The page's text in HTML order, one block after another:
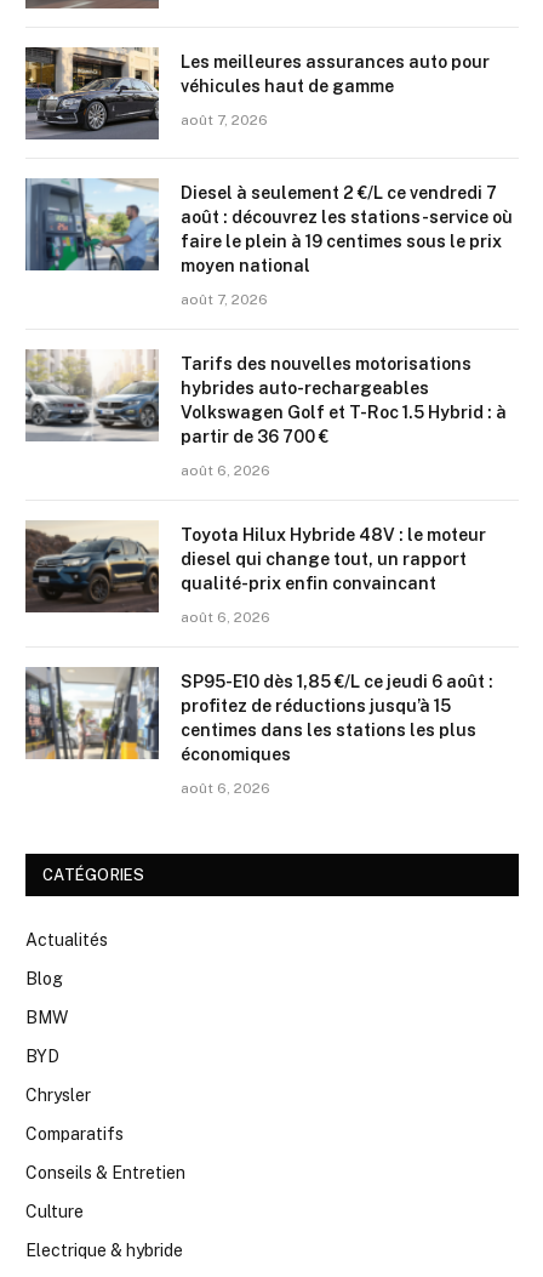
Les meilleures assurances auto pour
véhicules haut de gamme
août 7, 2026
Diesel à seulement 2 €/L ce vendredi 7
août : découvrez les stations-service où
faire le plein à 19 centimes sous le prix
moyen national
août 7, 2026
Tarifs des nouvelles motorisations
hybrides auto-rechargeables
Volkswagen Golf et T-Roc 1.5 Hybrid : à
partir de 36 700 €
août 6, 2026
Toyota Hilux Hybride 48V : le moteur
diesel qui change tout, un rapport
qualité-prix enfin convaincant
août 6, 2026
SP95-E10 dès 1,85 €/L ce jeudi 6 août :
profitez de réductions jusqu’à 15
centimes dans les stations les plus
économiques
août 6, 2026
CATÉGORIES
Actualités
Blog
BMW
BYD
Chrysler
Comparatifs
Conseils & Entretien
Culture
Electrique & hybride